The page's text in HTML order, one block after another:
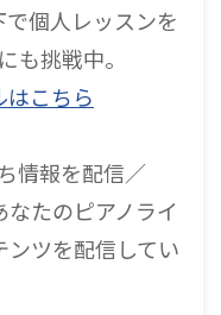
個人レッスンを
も挑戦中。
こちら
情報を配信／
たのピアノライ
ツを配信してい